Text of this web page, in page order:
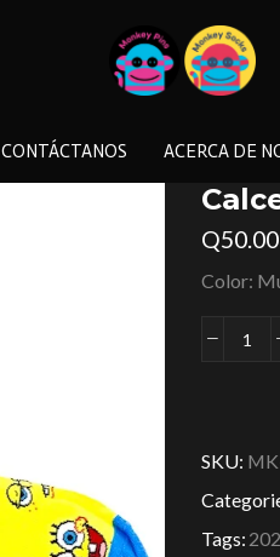
CONTÁCTANOS ACERCA DE
Q50.00
Color:
SKU:
Tags: